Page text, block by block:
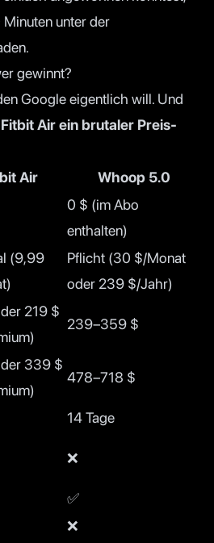
unter der
gewinnt?
Google eigentlich will. Und
Air ein brutaler Preis-
Air
Whoop 5.0
0 $ (im Abo
enthalten)
(9,99
Pflicht (30 $/Monat
oder 239 $/Jahr)
219 $
239–359 $
339 $
478–718 $
14 Tage
❌
✅
❌